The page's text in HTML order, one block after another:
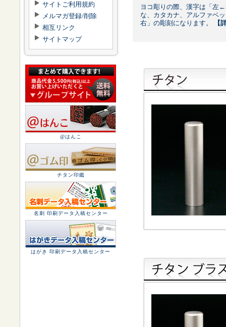
サイトご利用規約
メルマガ登録/削除
相互リンク
サイトマップ
@はんこ
チタン印鑑
名刺 印刷データ入稿センター
はがき 印刷データ入稿センター
ヨコ彫りの際、漢字は「左
な、カタカナ、アルファベ
右」の彫刻になります。
【